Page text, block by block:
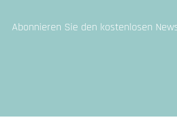
Abonnieren Sie den kostenlosen